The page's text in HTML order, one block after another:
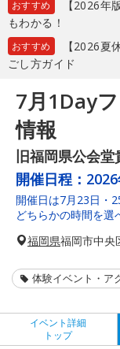
おすすめ
【2026年
もわかる！
おすすめ
【2026夏
ごし方ガイド
7月1Day
情報
旧福岡県公会堂
開催日程：
開催日は7月23日・
どちらかの時間を
福岡県福岡市中央
体験イベント・ア
イベント詳細
トップ